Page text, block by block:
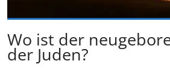
Wo ist der
der Juden?